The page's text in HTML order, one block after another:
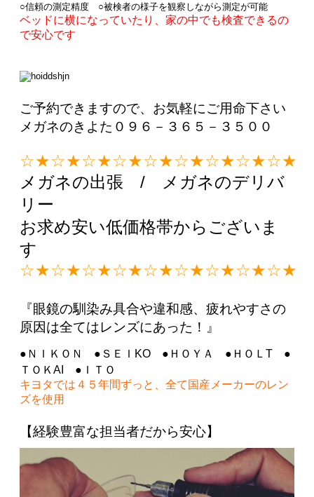
○信頼の測定精度 ○被検者の様子を観察しながら測定が可能
ベッドに横になっていたり、家の中でも検査できるの
で安心です
ご予約できますので、お気軽にご用命下さい
メガネのきよた０９６－３６５－３５００
☆★☆★☆★☆★☆★☆★☆★☆★☆★
メガネの出張 / メガネのデリバ
リー
お求め安い低価格帯からございま
す
☆★☆★☆★☆★☆★☆★☆★☆★☆★
『眼鏡の馴染み具合や違和感、疲れやすさの
原因は全てはレンズにあった！』
●ＮＩＫＯＮ ●ＳＥＩKO ●ＨＯＹＡ ●ＨＯＬT ●
ＴＯＫAI ●ＩＴＯ
キヨタでは４５年間ずっと、全て国産メーカーのレン
ズを使用
【経験豊富な担当者だから安心】